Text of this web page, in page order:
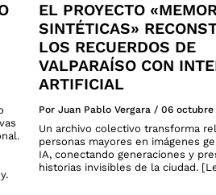
EL PROYECTO
SINTÉTICAS»
LOS RECUERDOS DE
VALPARAÍSO CON
ARTIFICIAL
Por Juan Pablo Vergara / 06 octubre
Un archivo colectivo transforma
personas mayores en imágenes
IA, conectando generaciones y
historias invisibles de la ciudad.